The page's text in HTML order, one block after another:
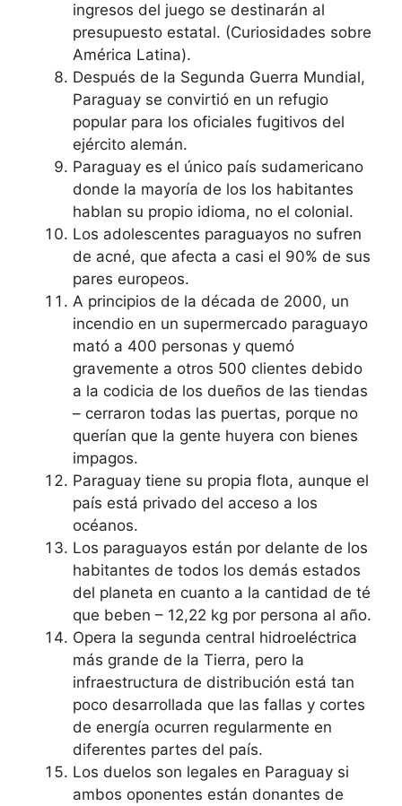
ingresos del juego se destinarán al
presupuesto estatal. (Curiosidades sobre
América Latina).
Después de la Segunda Guerra Mundial,
Paraguay se convirtió en un refugio
popular para los oficiales fugitivos del
ejército alemán.
Paraguay es el único país sudamericano
donde la mayoría de los los habitantes
hablan su propio idioma, no el colonial.
Los adolescentes paraguayos no sufren
de acné, que afecta a casi el 90% de sus
pares europeos.
A principios de la década de 2000, un
incendio en un supermercado paraguayo
mató a 400 personas y quemó
gravemente a otros 500 clientes debido
a la codicia de los dueños de las tiendas
– cerraron todas las puertas, porque no
querían que la gente huyera con bienes
impagos.
Paraguay tiene su propia flota, aunque el
país está privado del acceso a los
océanos.
Los paraguayos están por delante de los
habitantes de todos los demás estados
del planeta en cuanto a la cantidad de té
que beben – 12,22 kg por persona al año.
Opera la segunda central hidroeléctrica
más grande de la Tierra, pero la
infraestructura de distribución está tan
poco desarrollada que las fallas y cortes
de energía ocurren regularmente en
diferentes partes del país.
Los duelos son legales en Paraguay si
ambos oponentes están donantes de